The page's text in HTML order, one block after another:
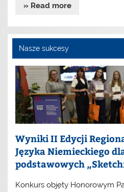
» Read more
Nasze sukcesy
Wyniki II Edycji
Języka Niemieckiego
podstawowych
Konkurs objęty Honorowym